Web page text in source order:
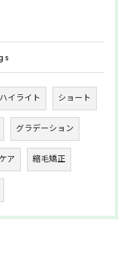
ハイライト ショート
グラデーション
ア 縮毛矯正